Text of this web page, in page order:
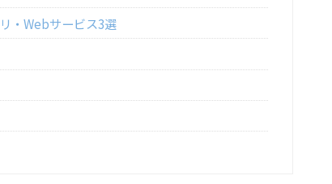
・Webサービス3選